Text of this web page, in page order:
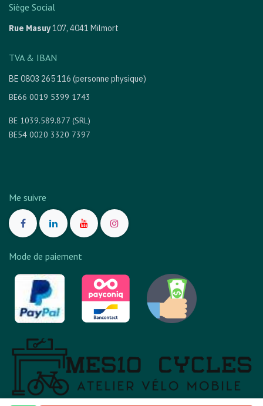
Siège Social
Rue Masuy107, 4041 Milmort
TVA & IBAN
BE 0803 265 116 (personne physique)
BE66 0019 5399 1743
BE 1039.589.877 (SRL)
BE54 0020 3320 7397
Me suivre
Mode de paiement